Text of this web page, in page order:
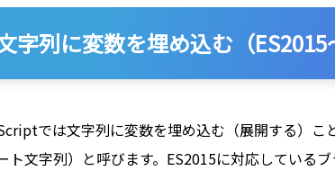
字列に変数を埋め込む（ES2015
では文字列に変数を埋め込む（展開する）
ト文字列）と呼びます。ES2015に対応しているブ